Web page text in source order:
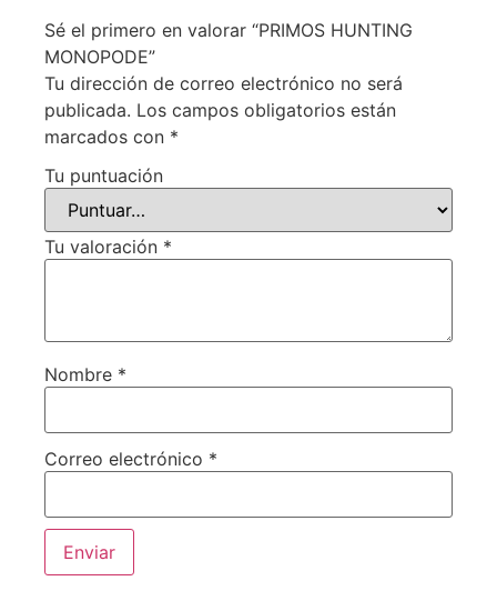
Sé el primero en valorar “PRIMOS HUNTING
MONOPODE”
Tu dirección de correo electrónico no será
publicada. Los campos obligatorios están
marcados con *
Tu puntuación
Tu valoración *
Nombre *
Correo electrónico *